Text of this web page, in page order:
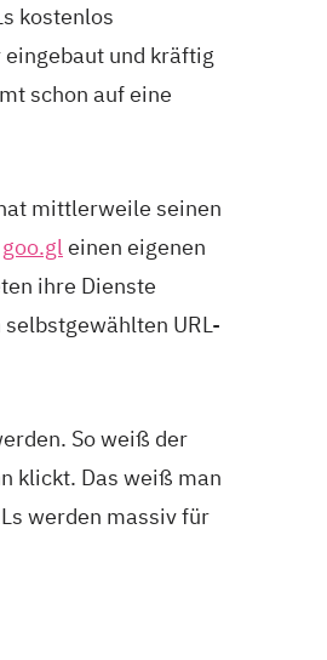
kostenlos
und kräftig
schon auf eine
mittlerweile seinen
goo.gleinen eigenen
ihre Dienste
URL-
So weiß der
klickt. Das weiß man
werden massiv für